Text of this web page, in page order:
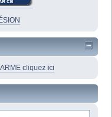
cliquez ici